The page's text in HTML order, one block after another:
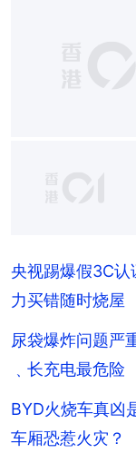
央视踢爆假3C认
力买错随时烧屋
尿袋爆炸问题严
﹑长充电最危险
BYD火烧车真凶
车厢恐惹火灾？